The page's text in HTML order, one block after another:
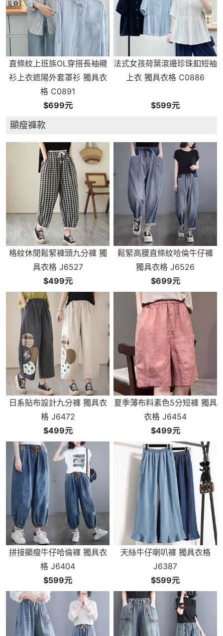
直條紋上班族OL穿搭長袖襯
衫上衣遮陽外套罩衫 獨具衣
格 C0891
$699元
法式女孩荷葉滾邊珍珠釦短袖
上衣 獨具衣格 C0886
$599元
顯瘦褲款
格紋休閒鬆緊褲頭九分褲 獨
具衣格 J6527
$499元
鬆緊高腰直條紋哈倫牛仔褲
獨具衣格 J6526
$699元
日系貼布設計九分褲 獨具衣
格 J6472
$499元
夏季薄布料素色5分短褲 獨具
衣格 J6454
$499元
拼接顯瘦牛仔哈倫褲 獨具衣
格 J6404
$599元
天絲牛仔喇叭褲 獨具衣格
J6387
$599元